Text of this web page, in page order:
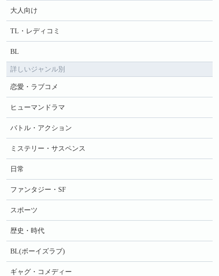
大人向け
TL・レディコミ
BL
詳しいジャンル別
恋愛・ラブコメ
ヒューマンドラマ
バトル・アクション
ミステリー・サスペンス
日常
ファンタジー・SF
スポーツ
歴史・時代
BL(ボーイズラブ)
ギャグ・コメディー